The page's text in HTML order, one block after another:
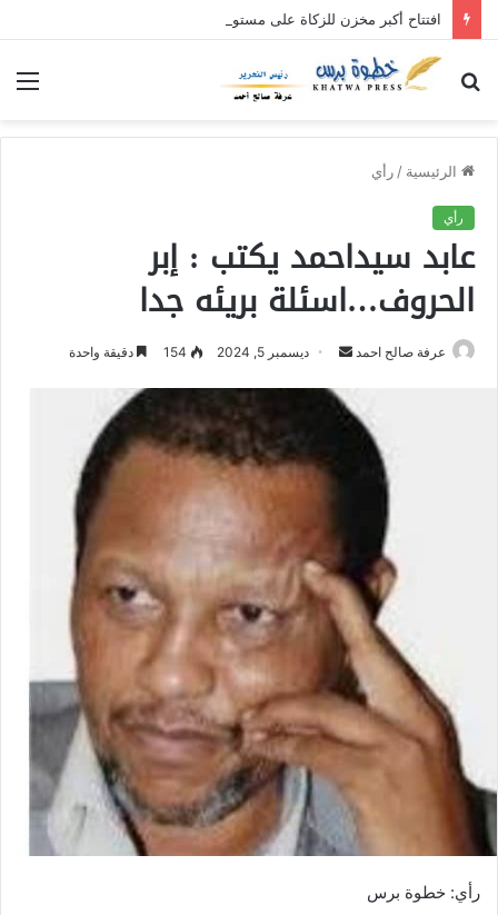
افتتاح أكبر مخزن للزكاة على مستوى السودان بولاية القضارف
الرئيسية / رأي
رأي
عابد سيداحمد يكتب : إبر
الحروف…اسئلة بريئه جدا
عرفة صالح احمد
س
د
ا
ل
ر
ديسمبر 5, 2024 154 دقيقة واحدة
رأي: خطوة برس